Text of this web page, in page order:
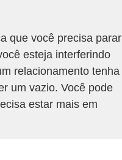
que você precisa parar
esteja interferindo
relacionamento tenha
um vazio. Você pode
estar mais em